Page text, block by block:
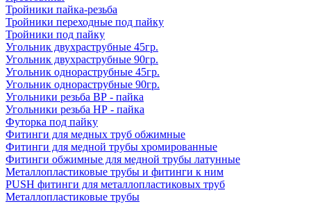
Тройники пайка-резьба
Тройники переходные под пайку
Тройники под пайку
Угольник двухраструбные 45гр.
Угольник двухраструбные 90гр.
Угольник однораструбные 45гр.
Угольник однораструбные 90гр.
Угольники резьба ВР - пайка
Угольники резьба НР - пайка
Футорка под пайку
Фитинги для медных труб обжимные
Фитинги для медной трубы хромированные
Фитинги обжимные для медной трубы латунные
Металлопластиковые трубы и фитинги к ним
PUSH фитинги для металлопластиковых труб
Металлопластиковые трубы